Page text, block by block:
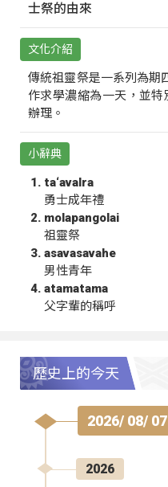
士祭的由來
文化介紹
傳統祖靈祭是一系列為期
作求學濃縮為一天，並特
辦理。
小辭典
ta‘avalra
勇士成年禮
molapangolai
祖靈祭
asavasavahe
男性青年
atamatama
父字輩的稱呼
歷史上的今天
2026/ 08/ 07
2026